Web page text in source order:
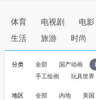
体育 电视剧 电影
生活
旅游 时尚
分类 全部 国产动画
手工绘画
玩具世界
地区 全部 内地 美国